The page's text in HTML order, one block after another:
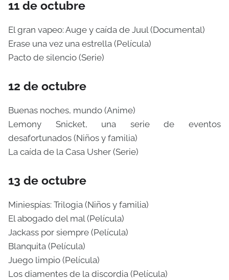
11 de octubre
El gran vapeo: Auge y caída de Juul (Documental)
Erase una vez una estrella (Película)
Pacto de silencio (Serie)
12 de octubre
Buenas noches, mundo (Anime)
Lemony Snicket, una serie de eventos
desafortunados (Niños y familia)
La caída de la Casa Usher (Serie)
13 de octubre
Miniespías: Trilogia (Niños y familia)
El abogado del mal (Película)
Jackass por siempre (Película)
Blanquita (Película)
Juego limpio (Película)
Los diamentes de la discordia (Película)